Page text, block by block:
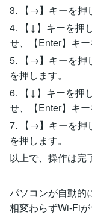
3. 【→】キーを押
4. 【↓】キーを押
せ、【Enter】キー
5. 【→】キーを押
を押します。
6. 【↓】キーを押
せ、【Enter】キー
7. 【→】キーを押
を押します。
以上で、操作は完
パソコンが自動的
相変わらずWi-Fiが